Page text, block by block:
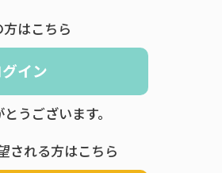
方はこちら
グイン
うございます。
される方はこちら